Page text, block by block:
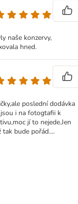
naše konzervy,
hned.
poslední dodávka
i na fotogtafii k
jí to nejede.Jen
bude pořád....